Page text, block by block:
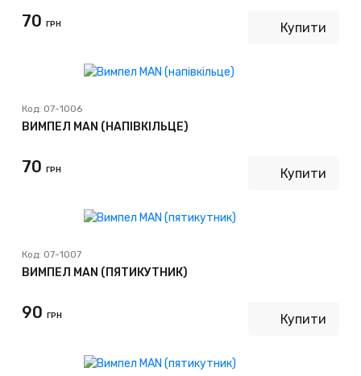
70 ГРН Купити
Код: 07-1006
ВИМПЕЛ MAN (НАПІВКІЛЬЦЕ)
70 ГРН Купити
Код: 07-1007
ВИМПЕЛ MAN (ПЯТИКУТНИК)
90 ГРН Купити